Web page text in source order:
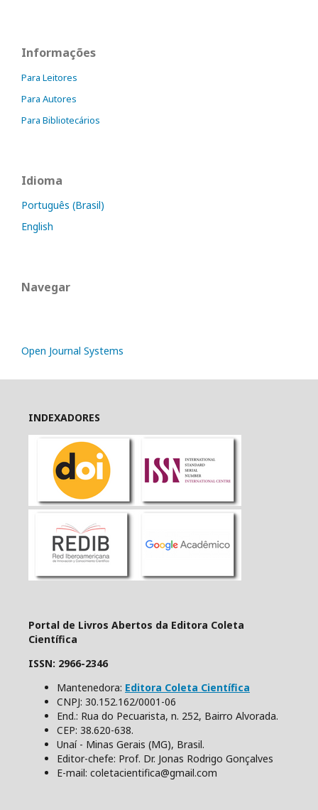
Informações
Para Leitores
Para Autores
Para Bibliotecários
Idioma
Português (Brasil)
English
Navegar
Open Journal Systems
INDEXADORES
Portal de Livros Abertos da Editora Coleta
Científica
ISSN: 2966-2346
Mantenedora: Editora Coleta Científica
CNPJ: 30.152.162/0001-06
End.: Rua do Pecuarista, n. 252, Bairro Alvorada.
CEP: 38.620-638.
Unaí - Minas Gerais (MG), Brasil.
Editor-chefe: Prof. Dr. Jonas Rodrigo Gonçalves
E-mail: coletacientifica@gmail.com